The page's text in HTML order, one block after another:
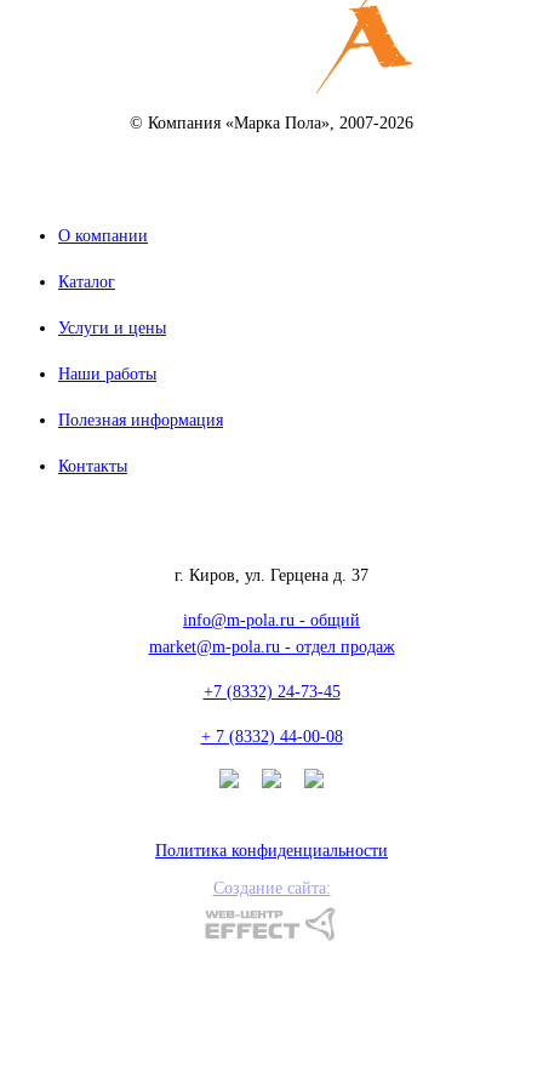
© Компания «Марка Пола», 2007-2026
О компании
Каталог
Услуги и цены
Наши работы
Полезная информация
Контакты
г. Киров, ул. Герцена д. 37
info@m-pola.ru - общий
market@m-pola.ru - отдел продаж
+7 (8332) 24-73-45
+ 7 (8332) 44-00-08
Политика конфиденциальности
Создание сайта: